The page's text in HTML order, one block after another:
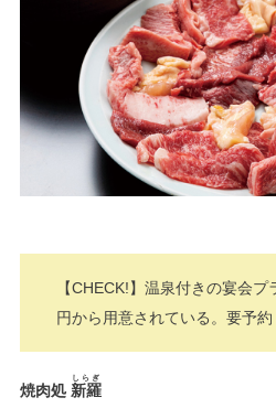
【CHECK!】温泉付きの宴会
円から用意されている。要予約
焼肉処 新羅
しらぎ